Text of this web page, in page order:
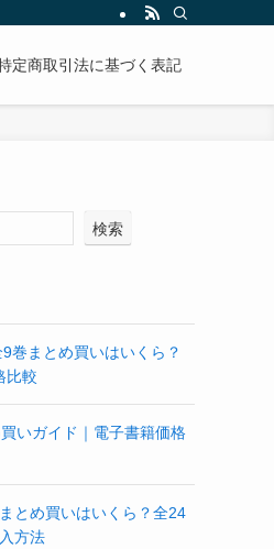
定商取引法に基づく表記
検索
巻まとめ買いはいくら？
比較
いガイド｜電子書籍価格
とめ買いはいくら？全24
方法